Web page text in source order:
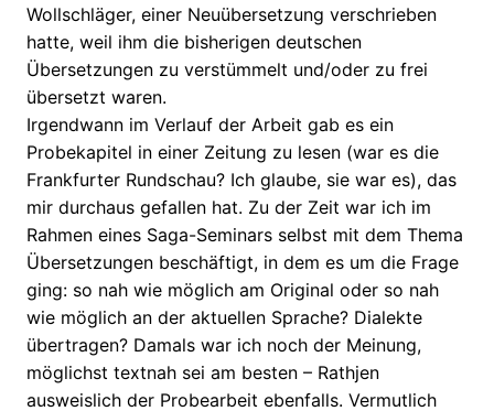
Wollschläger, einer Neuübersetzung verschrieben
hatte, weil ihm die bisherigen deutschen
Übersetzungen zu verstümmelt und/oder zu frei
übersetzt waren.
Irgendwann im Verlauf der Arbeit gab es ein
Probekapitel in einer Zeitung zu lesen (war es die
Frankfurter Rundschau? Ich glaube, sie war es), das
mir durchaus gefallen hat. Zu der Zeit war ich im
Rahmen eines Saga-Seminars selbst mit dem Thema
Übersetzungen beschäftigt, in dem es um die Frage
ging: so nah wie möglich am Original oder so nah
wie möglich an der aktuellen Sprache? Dialekte
übertragen? Damals war ich noch der Meinung,
möglichst textnah sei am besten – Rathjen
ausweislich der Probearbeit ebenfalls. Vermutlich